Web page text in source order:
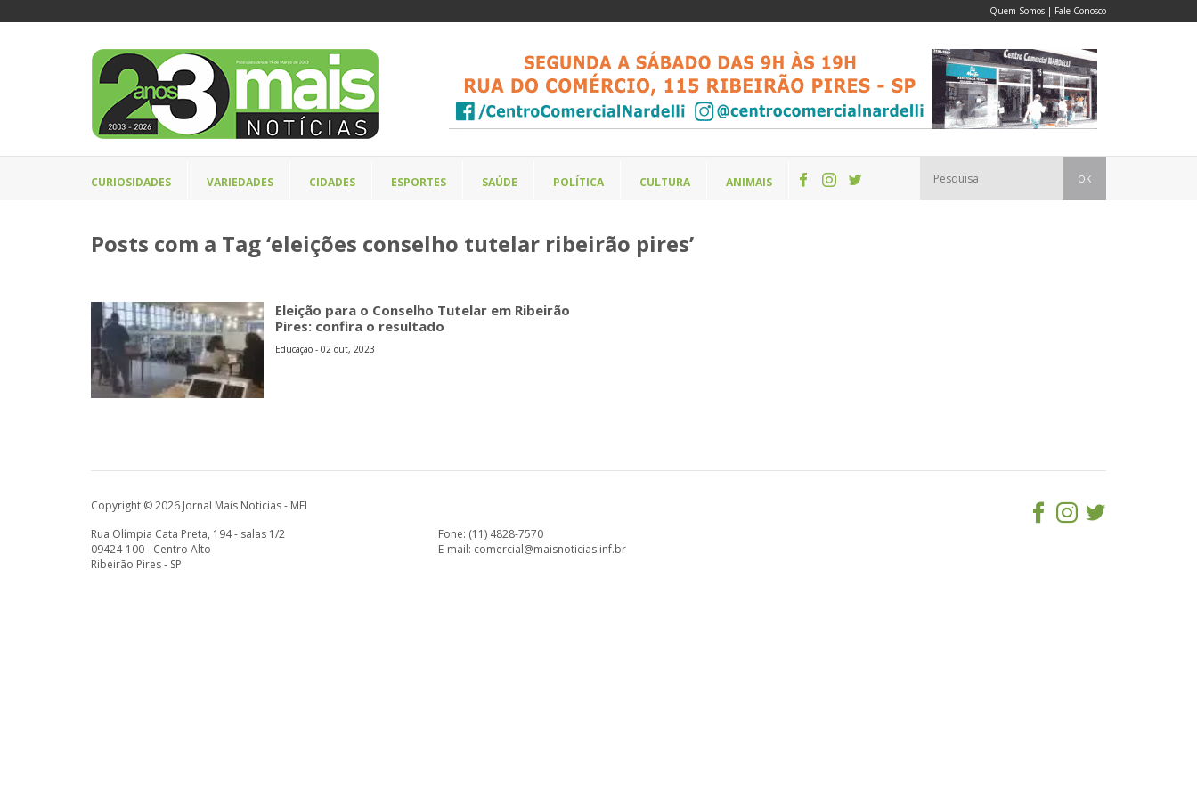
Quem Somos | Fale Conosco
CURIOSIDADES VARIEDADES CIDADES ESPORTES SAÚDE POLÍTICA CULTURA ANIMAIS OK
Posts com a Tag ‘eleições conselho tutelar ribeirão pires’
Eleição para o Conselho Tutelar em Ribeirão
Pires: confira o resultado
Educação - 02 out, 2023
Copyright © 2026 Jornal Mais Noticias - MEI
Rua Olímpia Cata Preta, 194 - salas 1/2
09424-100 - Centro Alto
Ribeirão Pires - SP
Fone: (11) 4828-7570
E-mail: comercial@maisnoticias.inf.br